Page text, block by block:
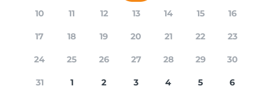
10 11 12 13 14 15 16
17 18 19 20 21 22 23
24 25 26 27 28 29 30
31 1 2 3 4 5 6